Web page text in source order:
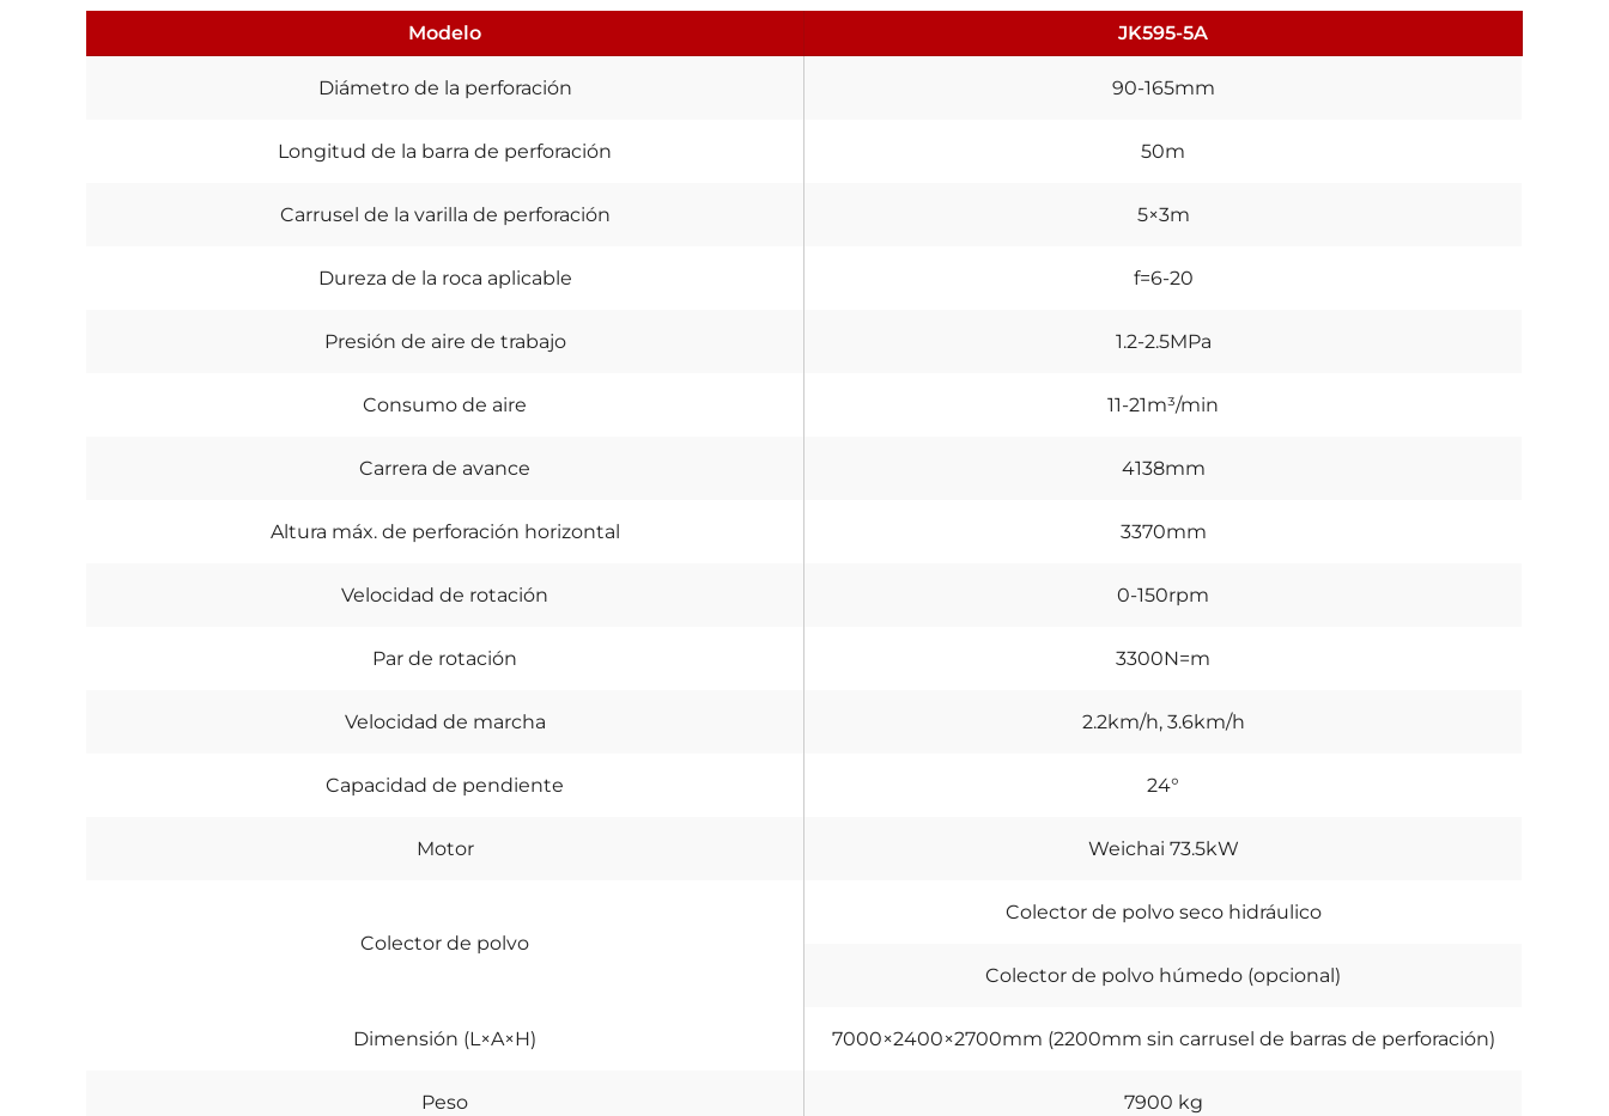
Modelo JK595-5A
Diámetro de la perforación 90-165mm
Longitud de la barra de perforación 50m
Carrusel de la varilla de perforación 5×3m
Dureza de la roca aplicable f=6-20
Presión de aire de trabajo 1.2-2.5MPa
Consumo de aire 11-21m³/min
Carrera de avance 4138mm
Altura máx. de perforación horizontal 3370mm
Velocidad de rotación 0-150rpm
Par de rotación 3300N=m
Velocidad de marcha 2.2km/h, 3.6km/h
Capacidad de pendiente 24°
Motor Weichai 73.5kW
Colector de polvo
Colector de polvo seco hidráulico
Colector de polvo húmedo (opcional)
Dimensión (L×A×H) 7000×2400×2700mm (2200mm sin carrusel de barras de perforación)
Peso 7900 kg